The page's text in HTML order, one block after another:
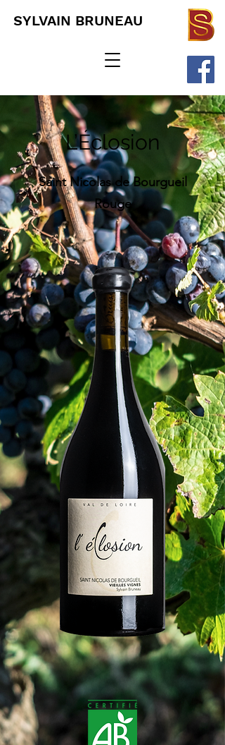
SYLVAIN BRUNEAU
L’Éclosion
Saint Nicolas de Bourgueil
Rouge